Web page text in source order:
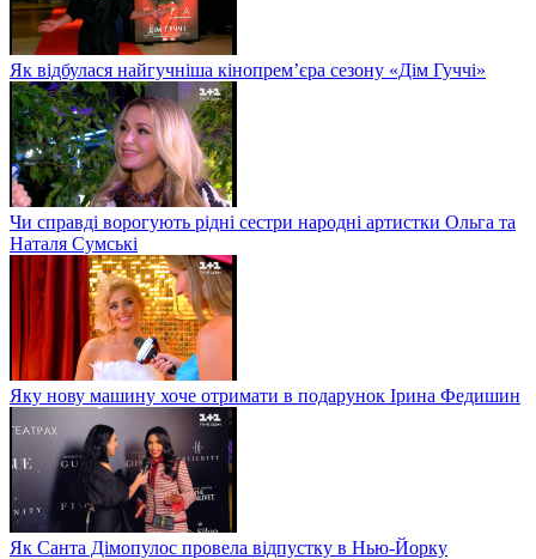
Як відбулася найгучніша кінопрем’єра сезону «Дім Гуччі»
Чи справді ворогують рідні сестри народні артистки Ольга та
Наталя Сумські
Яку нову машину хоче отримати в подарунок Ірина Федишин
Як Санта Дімопулос провела відпустку в Нью-Йорку